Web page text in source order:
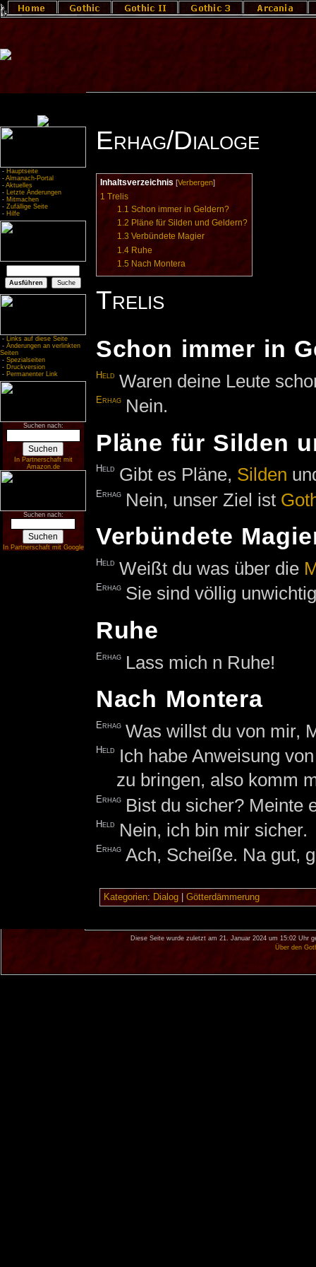
- Hauptseite
- Almanach-Portal
- Aktuelles
- Letzte Änderungen
- Mitmachen
- Zufällige Seite
- Hilfe
- Links auf diese Seite
- Änderungen an verlinkten
Seiten
- Spezialseiten
- Druckversion
- Permanenter Link
Suchen nach:
In Partnerschaft mit
Amazon.de
Suchen nach:
In Partnerschaft mit Google
Erhag/Dialoge
Inhaltsverzeichnis [Verbergen]
1 Trelis
1.1 Schon immer in Geldern?
1.2 Pläne für Silden und Geldern?
1.3 Verbündete Magier
1.4 Ruhe
1.5 Nach Montera
Trelis
Schon immer in
Held Waren deine Leute
Erhag Nein.
Pläne für Silden
Held Gibt es Pläne, Silden
Erhag Nein, unser Ziel ist
Verbündete
Held Weißt du was über die
Erhag Sie sind völlig
Ruhe
Erhag Lass mich n Ruhe!
Nach Montera
Erhag Was willst du von mir,
Held
Ich habe Anweisung
zu bringen, also komm
Erhag Bist du sicher? Meinte
Held Nein, ich bin mir sicher.
Erhag Ach, Scheiße. Na gut,
Kategorien: Dialog| Götterdämmerung
Diese Seite wurde zuletzt am 21. Januar 2024 um 15:02 Uhr
Über den